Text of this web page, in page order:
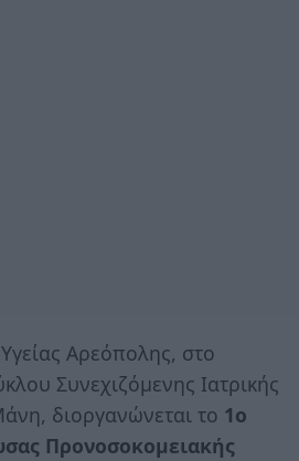
Αρεόπολης, στο
Συνεχιζόμενης Ιατρικής
διοργανώνεται το 1ο
Προνοσοκομειακής